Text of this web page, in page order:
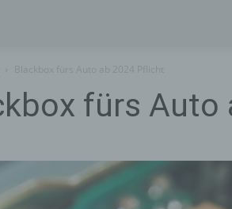
fürs Auto